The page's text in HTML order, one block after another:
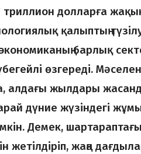
7 триллион долларға
қалыптың
барлық
өзгереді.
алдағы жылдары
дүние жүзіндегі
Демек,
жетілдіріп, жаңа